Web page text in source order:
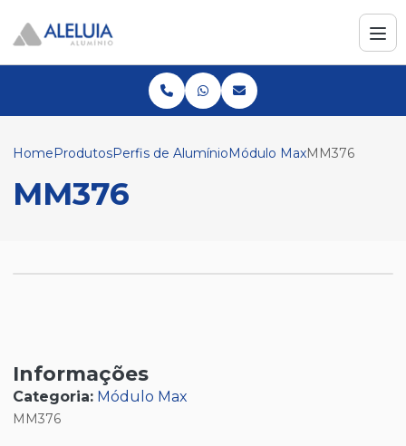
HomeProdutosPerfis de AlumínioMódulo MaxMM376
MM376
Informações
Categoria: Módulo Max
MM376